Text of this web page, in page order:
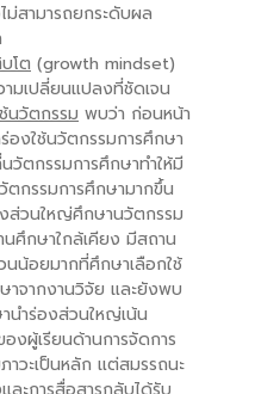
ม่สามารถยกระดับผล
โต (growth mindset)
มเปลี่ยนแปลงที่ชัดเจน
นวัตกรรม พบว่า ก่อนหน้า
องใช้นวัตกรรมการศึกษา
ตกรรมการศึกษาทำให้มี
ตกรรมการศึกษามากขึ้น
ส่วนใหญ่ศึกษานวัตกรรม
นศึกษาใกล้เคียง มีสถาน
นน้อยมากที่ศึกษาเลือกใช้
าจากงานวิจัย และยังพบ
นำร่องส่วนใหญ่เน้น
งผู้เรียนด้านการจัดการ
าวะเป็นหลัก แต่สมรรถนะ